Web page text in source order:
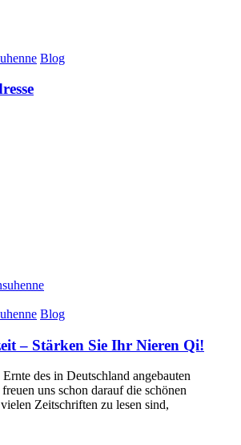
Blog
Blog
– Stärken Sie Ihr Nieren Qi!
des in Deutschland angebauten
uns schon darauf die schönen
Zeitschriften zu lesen sind,